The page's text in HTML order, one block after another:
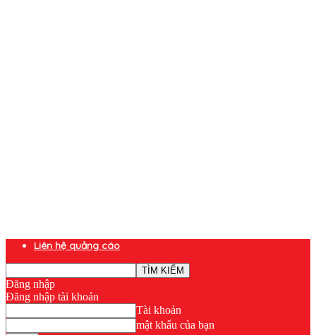
Liên hệ quảng cáo
Đăng nhập
Đăng nhập tài khoản
Tài khoản
mật khẩu của bạn